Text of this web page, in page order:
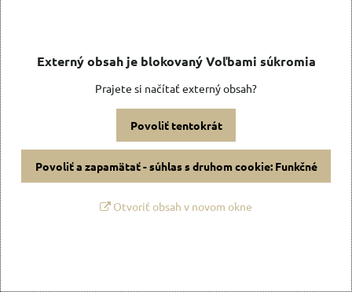
Externý obsah je blokovaný Voľbami súkromia
Prajete si načítať externý obsah?
Povoliť tentokrát
Povoliť a zapamätať - súhlas s druhom cookie: Funkčné
Otvoriť obsah v novom okne